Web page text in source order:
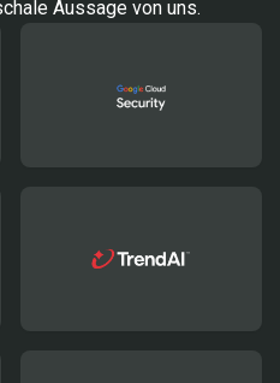
Aussage von uns.